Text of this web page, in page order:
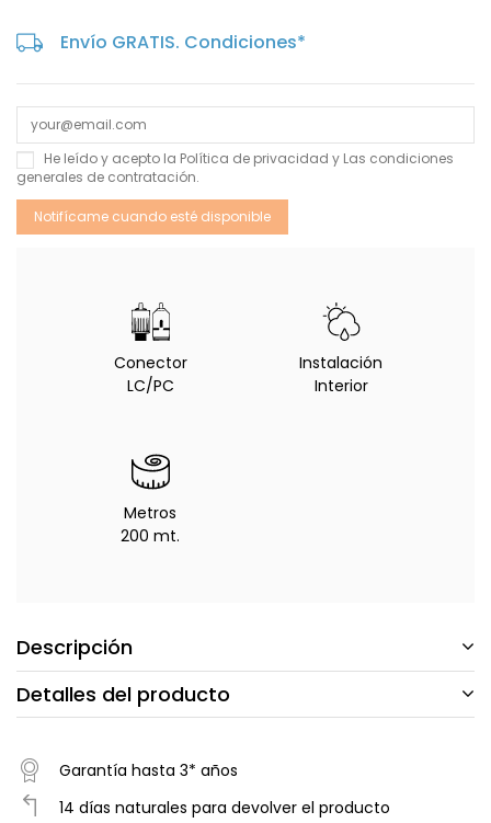
Envío GRATIS. Condiciones*
He leído y acepto la Política de privacidad y Las condiciones
generales de contratación.
Conector
LC/PC
Instalación
Interior
Metros
200 mt.
Descripción
Detalles del producto
Garantía hasta 3* años
14 días naturales para devolver el producto